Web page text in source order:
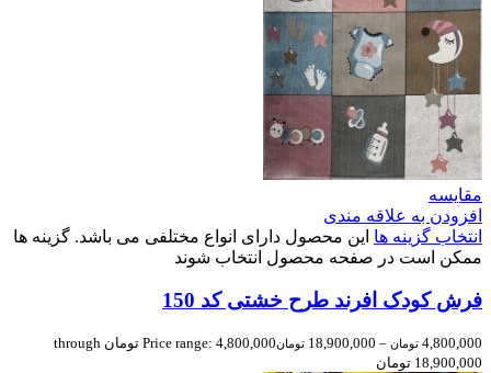
مقایسه
افزودن به علاقه مندی
انتخاب گزینه ها این محصول دارای انواع مختلفی می باشد. گزینه ها
ممکن است در صفحه محصول انتخاب شوند
فرش کودک افرند طرح خشتی کد 150
4,800,000 تومان –
18,900,000 تومان
Price range: 4,800,000 تومان through
18,900,000 تومان